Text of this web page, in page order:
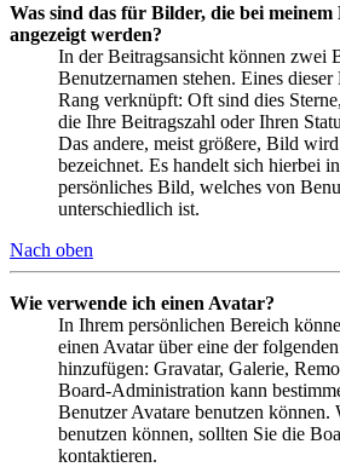
Was sind das für Bilder, die bei meinem
angezeigt werden?
In der Beitragsansicht können zwei
Benutzernamen stehen. Eines
Rang verknüpft: Oft sind dies
die Ihre Beitragszahl oder Ihren
Das andere, meist größere, Bild
bezeichnet. Es handelt sich hierbei
persönliches Bild, welches von
unterschiedlich ist.
Nach oben
Wie verwende ich einen Avatar?
In Ihrem persönlichen Bereich
einen Avatar über eine der
hinzufügen: Gravatar, Galerie,
Board-Administration kann
Benutzer Avatare benutzen können.
benutzen können, sollten Sie die
kontaktieren.